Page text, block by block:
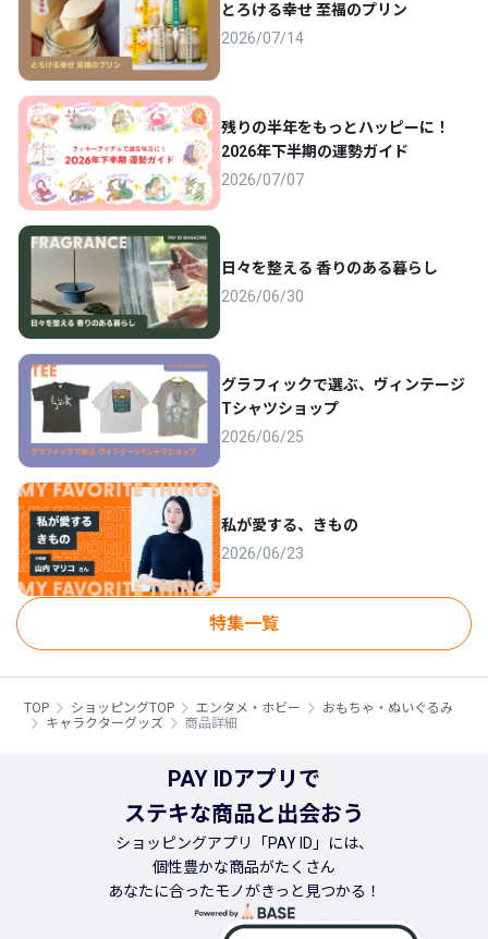
とろける幸せ 至福のプリン
2026/07/14
残りの半年をもっとハッピーに！
2026年下半期の運勢ガイド
2026/07/07
日々を整える 香りのある暮らし
2026/06/30
グラフィックで選ぶ、ヴィンテージ
Tシャツショップ
2026/06/25
私が愛する、きもの
2026/06/23
特集一覧
TOP ショッピングTOP エンタメ・ホビー
おもちゃ・ぬいぐるみ
キャラクターグッズ
商品詳細
PAY IDアプリで
ステキな商品と出会おう
ショッピングアプリ「PAY ID」には、
個性豊かな商品がたくさん
あなたに合ったモノがきっと見つかる！